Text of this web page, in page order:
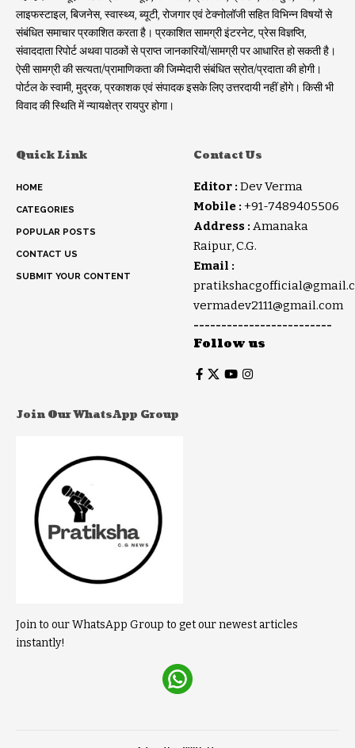
लाइफस्टाइल, बिजनेस, स्वास्थ्य, ब्यूटी, रोजगार एवं टेक्नोलॉजी सहित विभिन्न विषयों से
संबंधित समाचार प्रकाशित करता है। प्रकाशित सामग्री इंटरनेट, प्रेस विज्ञप्ति,
संवाददाता रिपोर्ट अथवा पाठकों से प्राप्त जानकारियों/सामग्री पर आधारित हो सकती है।
ऐसी सामग्री की सत्यता/प्रामाणिकता की जिम्मेदारी संबंधित स्रोत/प्रदाता की होगी।
पोर्टल के स्वामी, मुद्रक, प्रकाशक एवं संपादक इसके लिए उत्तरदायी नहीं होंगे। किसी भी
विवाद की स्थिति में न्यायक्षेत्र रायपुर होगा।
Quick Link
HOME
CATEGORIES
POPULAR POSTS
CONTACT US
SUBMIT YOUR CONTENT
Contact Us
Editor : Dev Verma
Mobile : +91-7489405506
Address : Amanaka
Raipur, C.G.
Email :
vermadev2111@gmail.com
-------------------------
Follow us
Join Our WhatsApp Group
Join to our WhatsApp Group to get our newest articles
instantly!